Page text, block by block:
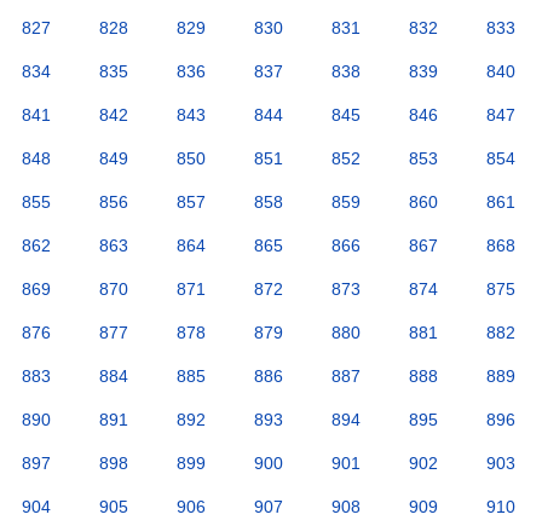
827 828 829 830 831 832 833
834 835 836 837 838 839 840
841 842 843 844 845 846 847
848 849 850 851 852 853 854
855 856 857 858 859 860 861
862 863 864 865 866 867 868
869 870 871 872 873 874 875
876 877 878 879 880 881 882
883 884 885 886 887 888 889
890 891 892 893 894 895 896
897 898 899 900 901 902 903
904 905 906 907 908 909 910